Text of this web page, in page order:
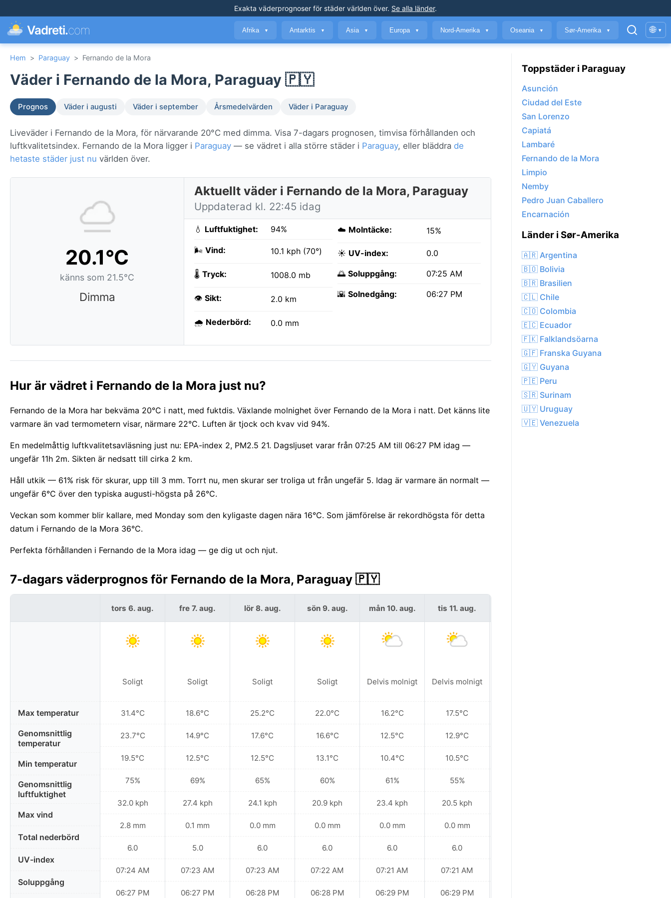
Exakta väderprognoser för städer världen över. Se alla länder.
Vadreti.com Afrika ▼ Antarktis ▼ Asia ▼ Europa ▼ Nord-Amerika ▼ Oseania ▼ Sør-Amerika ▼ 🌐 ▾
Hem > Paraguay > Fernando de la Mora
Väder i Fernando de la Mora, Paraguay 🇵🇾
Prognos Väder i augusti Väder i september Årsmedelvärden Väder i Paraguay
Liveväder i Fernando de la Mora, för närvarande 20°C med dimma. Visa 7-dagars prognosen, timvisa förhållanden och
luftkvalitetsindex. Fernando de la Mora ligger i Paraguay — se vädret i alla större städer i Paraguay, eller bläddra de
hetaste städer just nu världen över.
20.1°C
känns som 21.5°C
Dimma
Aktuellt väder i Fernando de la Mora, Paraguay
Uppdaterad kl. 22:45 idag
💧 Luftfuktighet: 94%
🌬️ Vind: 10.1 kph (70°)
🌡️ Tryck: 1008.0 mb
👁️ Sikt: 2.0 km
🌧️ Nederbörd: 0.0 mm
☁️ Molntäcke: 15%
☀️ UV-index: 0.0
🌅 Soluppgång: 07:25 AM
🌇 Solnedgång: 06:27 PM
Hur är vädret i Fernando de la Mora just nu?
Fernando de la Mora har bekväma 20°C i natt, med fuktdis. Växlande molnighet över Fernando de la Mora i natt. Det känns lite
varmare än vad termometern visar, närmare 22°C. Luften är tjock och kvav vid 94%.
En medelmåttig luftkvalitetsavläsning just nu: EPA-index 2, PM2.5 21. Dagsljuset varar från 07:25 AM till 06:27 PM idag —
ungefär 11h 2m. Sikten är nedsatt till cirka 2 km.
Håll utkik — 61% risk för skurar, upp till 3 mm. Torrt nu, men skurar ser troliga ut från ungefär 5. Idag är varmare än normalt —
ungefär 6°C över den typiska augusti-högsta på 26°C.
Veckan som kommer blir kallare, med Monday som den kyligaste dagen nära 16°C. Som jämförelse är rekordhögsta för detta
datum i Fernando de la Mora 36°C.
Perfekta förhållanden i Fernando de la Mora idag — ge dig ut och njut.
7-dagars väderprognos för Fernando de la Mora, Paraguay 🇵🇾
Max temperatur
Genomsnittlig
temperatur
Min temperatur
Genomsnittlig
luftfuktighet
Max vind
Total nederbörd
UV-index
Soluppgång
tors 6. aug.
Soligt
31.4°C
23.7°C
19.5°C
75%
32.0 kph
2.8 mm
6.0
07:24 AM
06:27 PM
fre 7. aug.
Soligt
18.6°C
14.9°C
12.5°C
69%
27.4 kph
0.1 mm
5.0
07:23 AM
06:27 PM
lör 8. aug.
Soligt
25.2°C
17.6°C
12.5°C
65%
24.1 kph
0.0 mm
6.0
07:23 AM
06:28 PM
sön 9. aug.
Soligt
22.0°C
16.6°C
13.1°C
60%
20.9 kph
0.0 mm
6.0
07:22 AM
06:28 PM
mån 10. aug.
Delvis molnigt
16.2°C
12.5°C
10.4°C
61%
23.4 kph
0.0 mm
6.0
07:21 AM
06:29 PM
tis 11. aug.
Delvis molnigt
17.5°C
12.9°C
10.5°C
55%
20.5 kph
0.0 mm
6.0
07:21 AM
06:29 PM
Toppstäder i Paraguay
Asunción
Ciudad del Este
San Lorenzo
Capiatá
Lambaré
Fernando de la Mora
Limpio
Nemby
Pedro Juan Caballero
Encarnación
Länder i Sør-Amerika
🇦🇷 Argentina
🇧🇴 Bolivia
🇧🇷 Brasilien
🇨🇱 Chile
🇨🇴 Colombia
🇪🇨 Ecuador
🇫🇰 Falklandsöarna
🇬🇫 Franska Guyana
🇬🇾 Guyana
🇵🇪 Peru
🇸🇷 Surinam
🇺🇾 Uruguay
🇻🇪 Venezuela